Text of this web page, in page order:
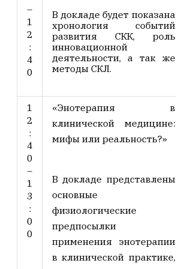
–
1
2
:
4
0
В докладе будет показана
хронология событий
развития СКК, роль
инновационной
деятельности, а так же
методы СКЛ.
1
2
:
4
0
–
1
3
:
0
0
«Энотерапия в
клинической медицине:
мифы или реальность?»
В докладе представлены
основные
физиологические
предпосылки
применения энотерапии
в клинической практике,